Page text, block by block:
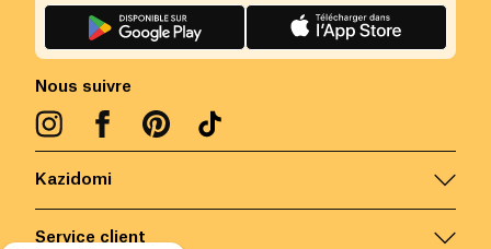
Kazidomi
Service client
Nous suivre